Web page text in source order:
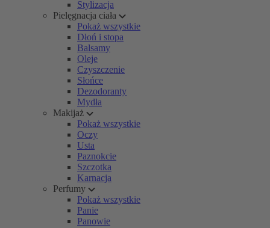
Stylizacja
Pielęgnacja ciała
Pokaż wszystkie
Dłoń i stopa
Balsamy
Oleje
Czyszczenie
Słońce
Dezodoranty
Mydła
Makijaż
Pokaż wszystkie
Oczy
Usta
Paznokcie
Szczotka
Karnacja
Perfumy
Pokaż wszystkie
Panie
Panowie